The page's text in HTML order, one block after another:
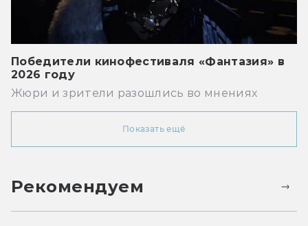
Победители кинофестиваля «Фантазия» в
2026 году
Жюри и зрители разошлись во мнениях
Показать ещё
Рекомендуем